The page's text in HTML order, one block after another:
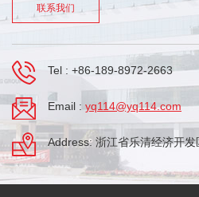
联系我们
Tel : +86-189-8972-2663
Email : yq114@yq114.com
Address: 浙江省乐清经济开